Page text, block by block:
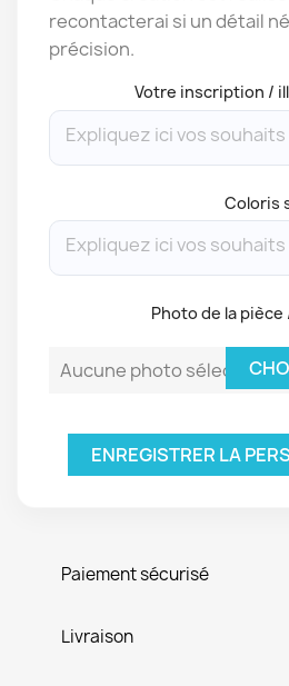
recontacterai si un détail
précision.
Votre inscription /
Coloris
Photo de la
Aucune photo
ENREGISTRER LA
Paiement sécurisé
Livraison